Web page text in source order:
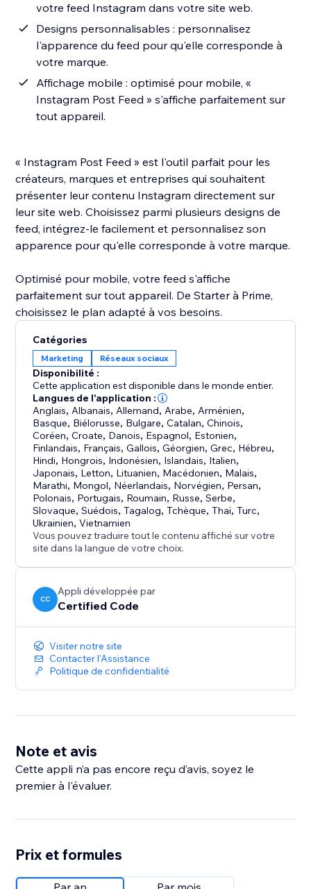
votre feed Instagram dans votre site web.
Designs personnalisables : personnalisez
l'apparence du feed pour qu'elle corresponde à
votre marque.
Affichage mobile : optimisé pour mobile, «
Instagram Post Feed » s'affiche parfaitement sur
tout appareil.
« Instagram Post Feed » est l'outil parfait pour les
créateurs, marques et entreprises qui souhaitent
présenter leur contenu Instagram directement sur
leur site web. Choisissez parmi plusieurs designs de
feed, intégrez-le facilement et personnalisez son
apparence pour qu'elle corresponde à votre marque.
Optimisé pour mobile, votre feed s'affiche
parfaitement sur tout appareil. De Starter à Prime,
choisissez le plan adapté à vos besoins.
Catégories
Marketing Réseaux sociaux
Disponibilité :
Cette application est disponible dans le monde entier.
Langues de l'application :
Anglais, Albanais, Allemand, Arabe, Arménien,
Basque, Biélorusse, Bulgare,Catalan,Chinois,
Coréen,Croate, Danois, Espagnol, Estonien,
Finlandais, Français,Gallois,Géorgien,Grec, Hébreu,
Hindi, Hongrois, Indonésien, Islandais, Italien,
Japonais, Letton, Lituanien, Macédonien, Malais,
Marathi, Mongol, Néerlandais, Norvégien, Persan,
Polonais, Portugais, Roumain, Russe,Serbe,
Slovaque,Suédois,Tagalog,Tchèque,Thaï,Turc,
Ukrainien,Vietnamien
Vous pouvez traduire tout le contenu affiché sur votre
site dans la langue de votre choix.
CC
Appli développée par
Certified Code
Visiter notre site
Contacter l'Assistance
Politique de confidentialité
Note et avis
Cette appli n’a pas encore reçu d’avis, soyez le
premier à l'évaluer.
Prix et formules